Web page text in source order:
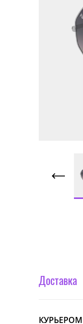
Доставка